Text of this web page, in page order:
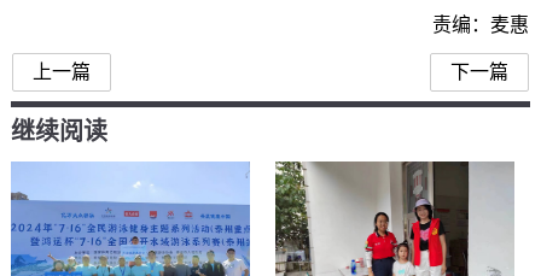
责编：麦惠
上一篇 下一篇
继续阅读